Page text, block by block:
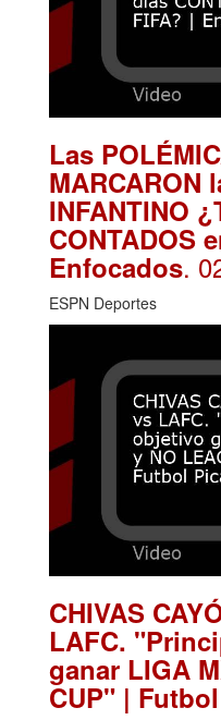
Las
MARCARON
INFANTINO
CONTADOS
Enfocados.
ESPN Deportes
CHIVAS
LAFC.
ganar LIGA
CUP" |